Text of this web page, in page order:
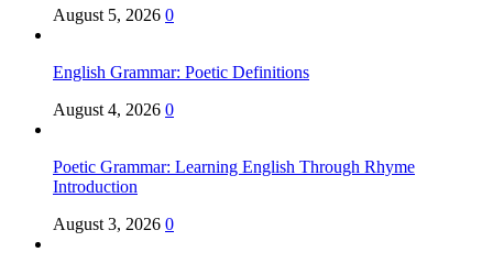
August 5, 2026 0
English Grammar: Poetic Definitions
August 4, 2026 0
Poetic Grammar: Learning English Through Rhyme
Introduction
August 3, 2026 0